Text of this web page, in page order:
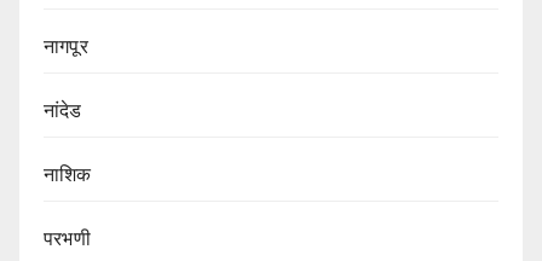
नागपूर
नांदेड
नाशिक
परभणी